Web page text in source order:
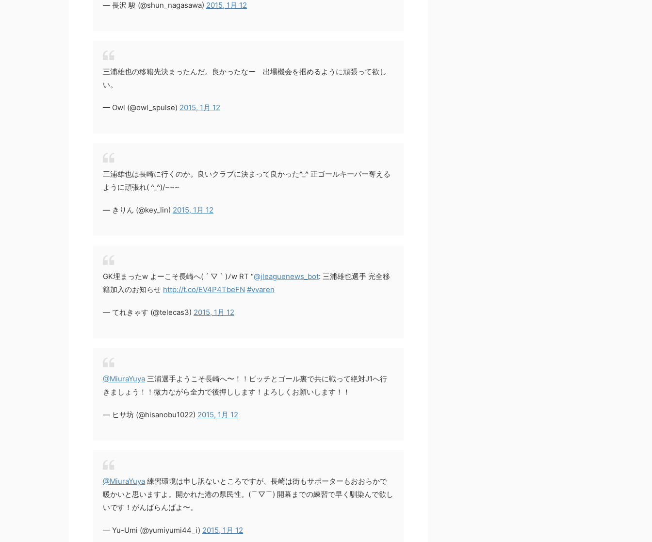
— 長沢 駿 (@shun_nagasawa) 2015, 1月 12
三浦雄也の移籍先決まったんだ。良かったなー 出場機会を掴めるように頑張って欲し
い。
— Owl (@owl_spulse) 2015, 1月 12
三浦雄也は長崎に行くのか。良いクラブに決まって良かった^_^ 正ゴールキーパー奪える
ように頑張れ( ^_^)/~~~
— きりん (@key_lin) 2015, 1月 12
GK埋まったw よーこそ長崎へ( ´ ▽ ` )ﾉw RT “@jleaguenews_bot: 三浦雄也選手 完全移
籍加入のお知らせ http://t.co/EV4P4TbeFN #vvaren
— てれきゃす (@telecas3) 2015, 1月 12
@MiuraYuya 三浦選手ようこそ長崎へ〜！！ピッチとゴール裏で共に戦って絶対J1へ行
きましょう！！微力ながら全力で後押しします！よろしくお願いします！！
— ヒサ坊 (@hisanobu1022) 2015, 1月 12
@MiuraYuya 練習環境は申し訳ないところですが、長崎は街もサポーターもおおらかで
暖かいと思いますよ。開かれた港の県民性。(⌒▽⌒) 開幕までの練習で早く馴染んで欲し
いです！がんばらんばよ〜。
— Yu-Umi (@yumiyumi44_i) 2015, 1月 12